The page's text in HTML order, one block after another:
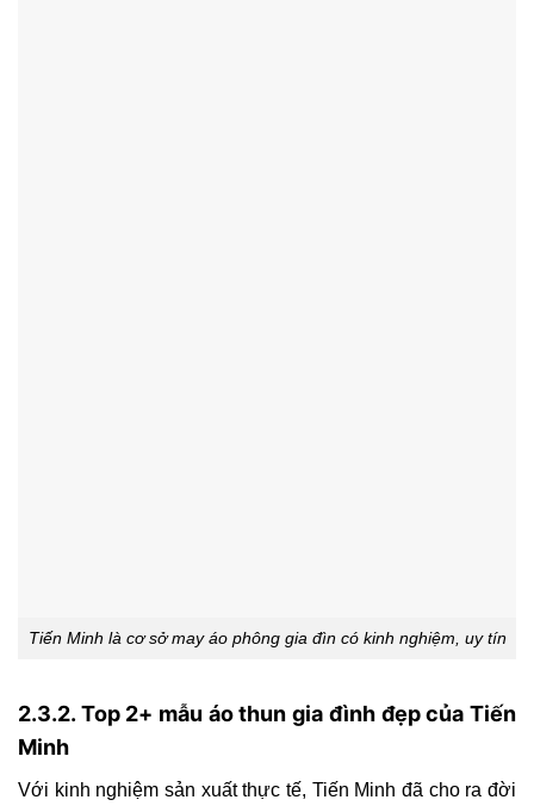
Tiến Minh là cơ sở may áo phông gia đìn có kinh nghiệm, uy tín
2.3.2. Top 2+ mẫu áo thun gia đình đẹp của Tiến
Minh
Với kinh nghiệm sản xuất thực tế, Tiến Minh đã cho ra đời